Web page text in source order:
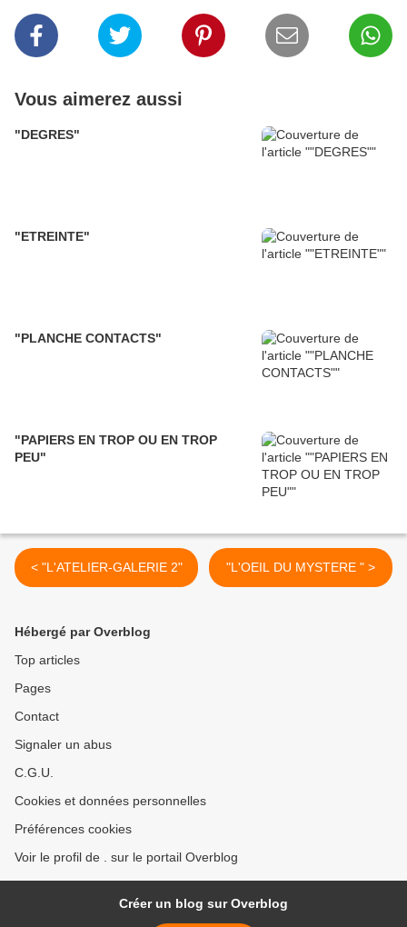
Vous aimerez aussi
"DEGRES"
"ETREINTE"
"PLANCHE CONTACTS"
"PAPIERS EN TROP OU EN TROP
PEU"
< "L'ATELIER-GALERIE 2" "L'OEIL DU MYSTERE " >
Hébergé par Overblog
Top articles
Pages
Contact
Signaler un abus
C.G.U.
Cookies et données personnelles
Préférences cookies
Voir le profil de . sur le portail Overblog
Créer un blog sur Overblog